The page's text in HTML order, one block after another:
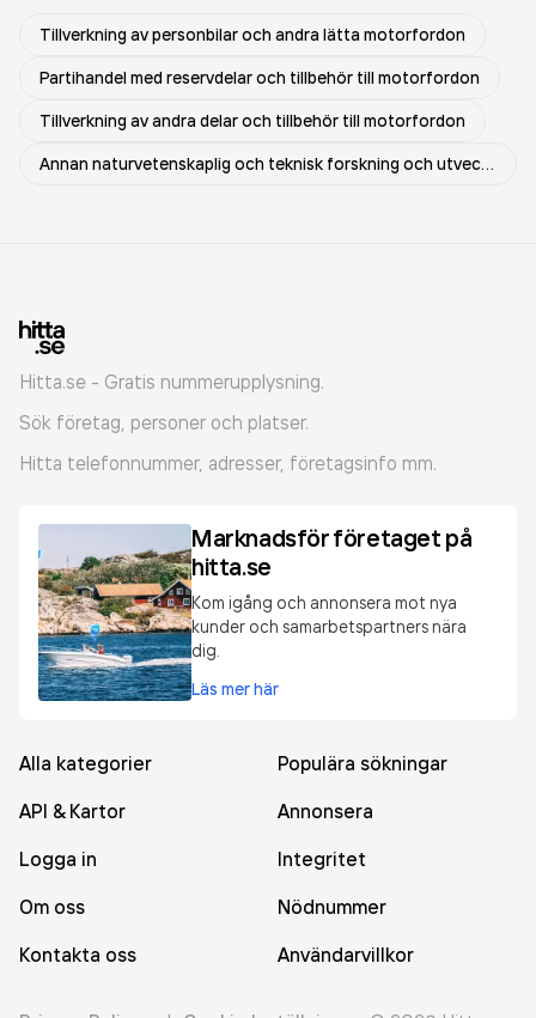
Tillverkning av personbilar och andra lätta motorfordon
Partihandel med reservdelar och tillbehör till motorfordon
Tillverkning av andra delar och tillbehör till motorfordon
Annan naturvetenskaplig och teknisk forskning och utveckling
Hitta.se - Gratis nummerupplysning.
Sök företag, personer och platser.
Hitta telefonnummer, adresser, företagsinfo mm.
Marknadsför företaget på
hitta.se
Kom igång och annonsera mot nya
kunder och samarbetspartners nära
dig.
Läs mer här
Alla kategorier
Populära sökningar
API & Kartor
Annonsera
Logga in
Integritet
Om oss
Nödnummer
Kontakta oss
Användarvillkor